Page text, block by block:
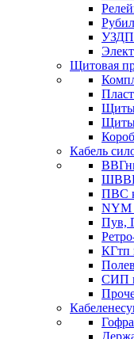
УЗДП
Щитовая
Щиты
Щиты
Кабель
ПВС
NYM
Пув,
КГтп
СИП